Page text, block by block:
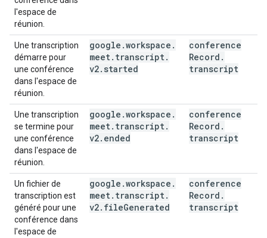
l'espace de
réunion.
Une transcription
démarre pour
une conférence
dans l'espace de
réunion.
google .workspace .
meet. transcript.
v2. started
conference
Record .
transcript
Une transcription
se termine pour
une conférence
dans l'espace de
réunion.
google .workspace .
meet. transcript.
v2. ended
conference
Record .
transcript
Un fichier de
transcription est
généré pour une
conférence dans
l'espace de
google .workspace .
meet. transcript.
v2. fileGenerated
conference
Record .
transcript